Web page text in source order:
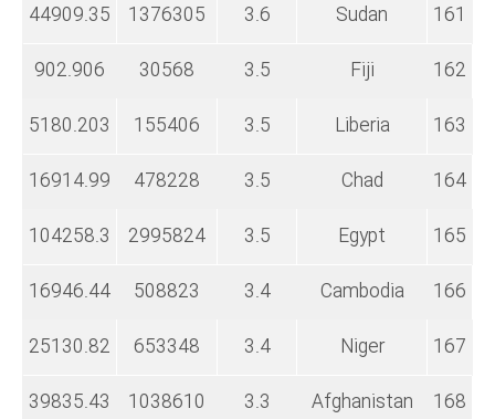
161
Sudan
3.6
1376305
44909.35
162
Fiji
3.5
30568
902.906
163
Liberia
3.5
155406
5180.203
164
Chad
3.5
478228
16914.99
165
Egypt
3.5
2995824
104258.3
166
Cambodia
3.4
508823
16946.44
167
Niger
3.4
653348
25130.82
168
Afghanistan
3.3
1038610
39835.43